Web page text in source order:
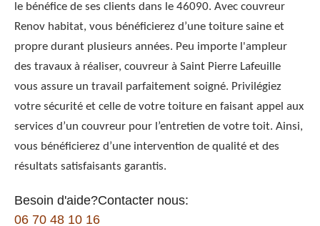
le bénéfice de ses clients dans le 46090. Avec couvreur
Renov habitat, vous bénéficierez d’une toiture saine et
propre durant plusieurs années. Peu importe l'ampleur
des travaux à réaliser, couvreur à Saint Pierre Lafeuille
vous assure un travail parfaitement soigné. Privilégiez
votre sécurité et celle de votre toiture en faisant appel aux
services d’un couvreur pour l’entretien de votre toit. Ainsi,
vous bénéficierez d’une intervention de qualité et des
résultats satisfaisants garantis.
Besoin d'aide?Contacter nous:
06 70 48 10 16